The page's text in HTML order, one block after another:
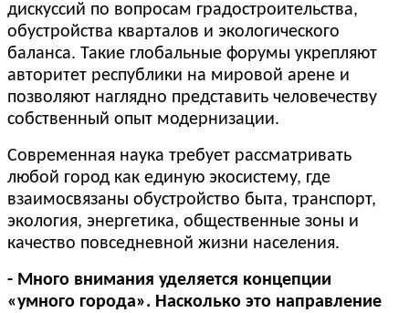
дискуссий по вопросам градостроительства,
обустройства кварталов и экологического
баланса. Такие глобальные форумы укрепляют
авторитет республики на мировой арене и
позволяют наглядно представить человечеству
собственный опыт модернизации.
Современная наука требует рассматривать
любой город как единую экосистему, где
взаимосвязаны обустройство быта, транспорт,
экология, энергетика, общественные зоны и
качество повседневной жизни населения.
- Много внимания уделяется концепции
«умного города». Насколько это направление